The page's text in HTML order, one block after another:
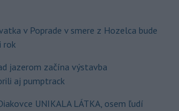
v Poprade v smere z Hozelca bude
rok
jazerom začína výstavba
aj pumptrack
UNIKALA LÁTKA, osem ľudí